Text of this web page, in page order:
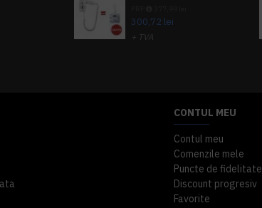
300,72 lei
+ TVA
CONTUL MEU
Contul meu
Comenzile mele
Puncte de fidelitate
Discount progresiv
Favorite